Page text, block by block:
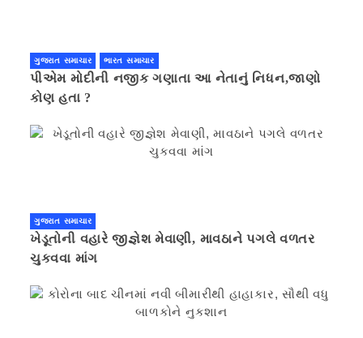
ગુજરાત સમાચાર ભારત સમાચાર
પીએમ મોદીની નજીક ગણાતા આ નેતાનું નિધન,જાણો
કોણ હતા ?
ગુજરાત સમાચાર
ખેડૂતોની વહારે જીજ્ઞેશ મેવાણી, માવઠાને પગલે વળતર
ચુકવવા માંગ